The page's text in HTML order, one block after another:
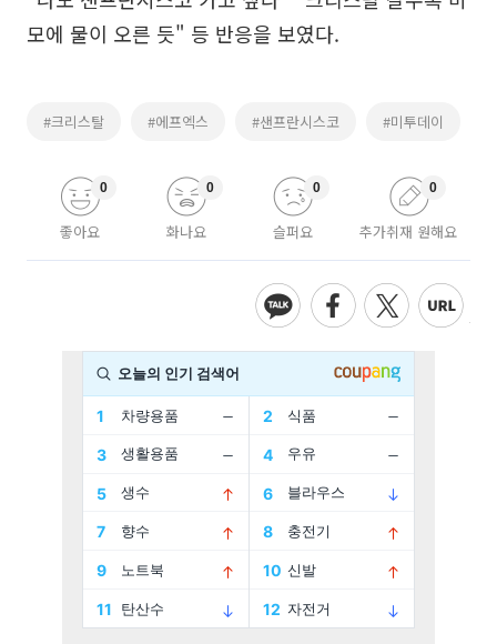
모에 물이 오른 듯" 등 반응을 보였다.
#크리스탈 #에프엑스 #샌프란시스코 #미투데이
좋아요
0
화나요
0
슬퍼요
0
추가취재 원해요
0